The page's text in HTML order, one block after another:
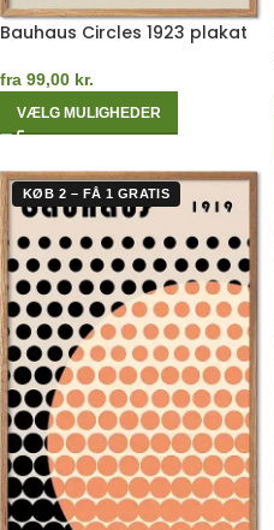
Bauhaus Circles 1923 plakat
fra 99,00 kr.
VÆLG MULIGHEDER
KØB 2 – FÅ 1 GRATIS